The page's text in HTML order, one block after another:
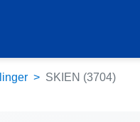
SKIEN (3704)